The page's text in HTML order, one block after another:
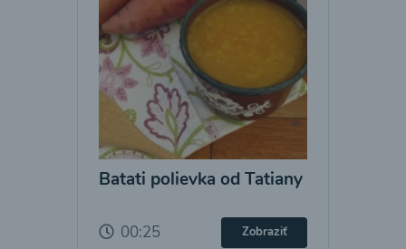
Batati polievka od Tatiany
00:25 Zobraziť